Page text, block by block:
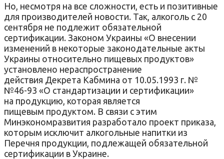
Но, несмотря на все сложности, есть и позитивные
для производителей новости. Так, алкоголь с 20
сентября не подлежит обязательной
сертификации. Законом Украины «О внесении
изменений в некоторые законодательные акты
Украины относительно пищевых продуктов»
установлено нераспространение
действия Декрета Кабмина от 10.05.1993 г. №
№46-93 «О стандартизации и сертификации»
на продукцию, которая является
пищевым продуктом. В связи с этим
Минэкономразвития разработало проект приказа,
которым исключит алкогольные напитки из
Перечня продукции, подлежащей обязательной
сертификации в Украине.